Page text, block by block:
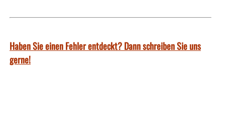
Haben Sie einen Fehler entdeckt? Dann schreiben Sie uns
gerne!